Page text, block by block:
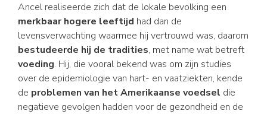
Ancel realiseerde zich dat de lokale bevolking een
merkbaar hogere leeftijd had dan de
levensverwachting waarmee hij vertrouwd was, daarom
bestudeerde hij de tradities, met name wat betreft
voeding. Hij, die vooral bekend was om zijn studies
over de epidemiologie van hart- en vaatziekten, kende
de problemen van het Amerikaanse voedsel die
negatieve gevolgen hadden voor de gezondheid en de